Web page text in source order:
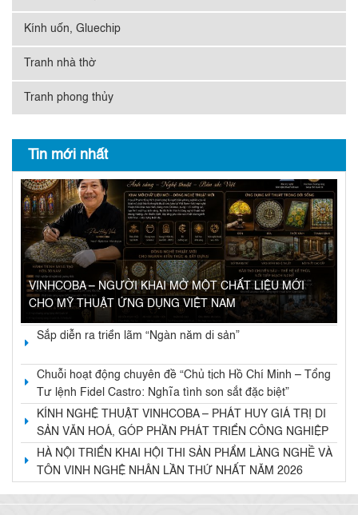
Kính uốn, Gluechip
Tranh nhà thờ
Tranh phong thủy
Tin mới nhất
VINHCOBA – NGƯỜI KHAI MỞ MỘT CHẤT LIỆU MỚI
CHO MỸ THUẬT ỨNG DỤNG VIỆT NAM
Sắp diễn ra triển lãm “Ngàn năm di sản”
Chuỗi hoạt động chuyên đề “Chủ tịch Hồ Chí Minh – Tổng
Tư lệnh Fidel Castro: Nghĩa tình son sắt đặc biệt”
KÍNH NGHỆ THUẬT VINHCOBA – PHÁT HUY GIÁ TRỊ DI
SẢN VĂN HOÁ, GÓP PHẦN PHÁT TRIỂN CÔNG NGHIỆP
VĂN HOÁ VÀ KINH TẾ DI SẢN
HÀ NỘI TRIỂN KHAI HỘI THI SẢN PHẨM LÀNG NGHỀ VÀ
TÔN VINH NGHỆ NHÂN LẦN THỨ NHẤT NĂM 2026